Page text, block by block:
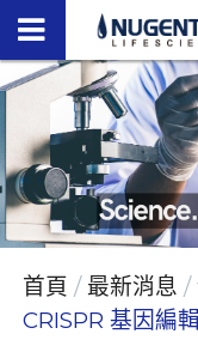
首頁 最新消息
CRISPR 基因編